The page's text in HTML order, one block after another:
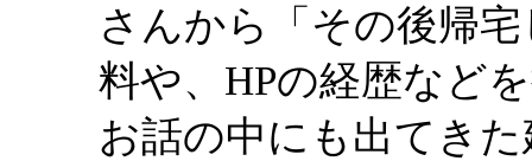
さんから「その後帰
料や、HPの経歴など
お話の中にも出てき